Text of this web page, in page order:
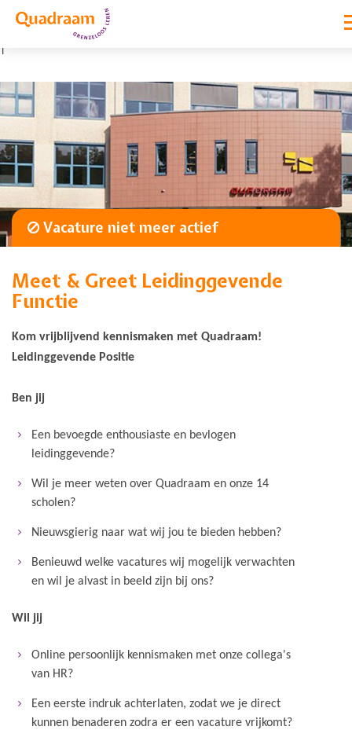
|
Vacature niet meer actief
Meet & Greet Leidinggevende
Functie
Kom vrijblijvend kennismaken met Quadraam!
Leidinggevende Positie
Ben jij
Een bevoegde enthousiaste en bevlogen
leidinggevende?
Wil je meer weten over Quadraam en onze 14
scholen?
Nieuwsgierig naar wat wij jou te bieden hebben?
Benieuwd welke vacatures wij mogelijk verwachten
en wil je alvast in beeld zijn bij ons?
Wil jij
Online persoonlijk kennismaken met onze collega's
van HR?
Een eerste indruk achterlaten, zodat we je direct
kunnen benaderen zodra er een vacature vrijkomt?